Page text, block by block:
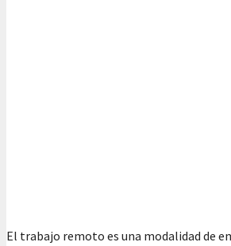
El trabajo remoto es una modalidad de